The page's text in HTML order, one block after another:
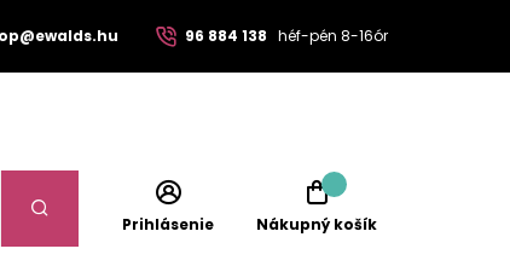
96 884 138 héf-pén 8-16ór
Prihlásenie Nákupný košík